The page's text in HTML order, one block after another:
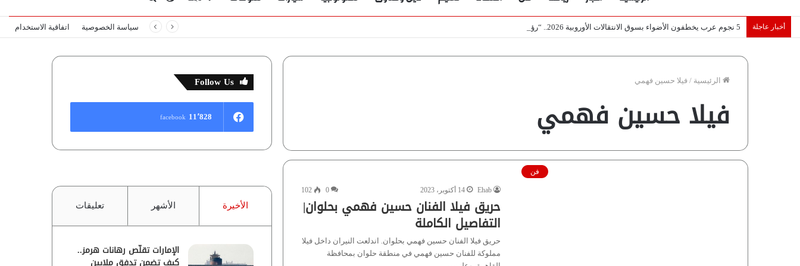
عنالمظلم
أخبار عاجلة 5 نجوم عرب يخطفون الأضواء بسوق الانتقالات الأوروبية 2026.. “رؤية” تكشف التفاصيل | إنفوجراف سياسة الخصوصية اتفاقية الاستخدام
الرئيسية / فيلا حسين فهمي
فيلا حسين فهمي
فن
Ehab 14 أكتوبر، 2023 0
102
حريق فيلا الفنان حسين فهمي بحلوان|
التفاصيل الكاملة
حريق فيلا الفنان حسين فهمي بحلوان. اندلعت النيران داخل فيلا
مملوكة للفنان حسين فهمي في منطقة حلوان بمحافظة
Follow Us
11٬828 facebook
الأخيرة الأشهر تعليقات
الإمارات تقلّص رهانات هرمز..
كيف تضمن تدفق ملايين